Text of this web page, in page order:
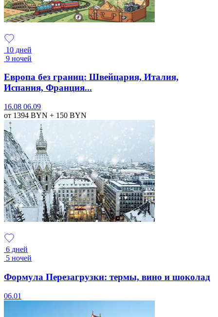
10 дней
9 ночей
Европа без границ: Швейцария, Италия,
Испания, Франция...
16.08 06.09
от 1394 BYN + 150 BYN
6 дней
5 ночей
Формула Перезагрузки: термы, вино и шоколад
06.01